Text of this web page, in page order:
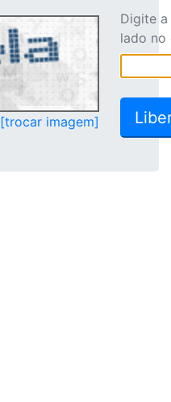
[trocar imagem]
Digite
lado no